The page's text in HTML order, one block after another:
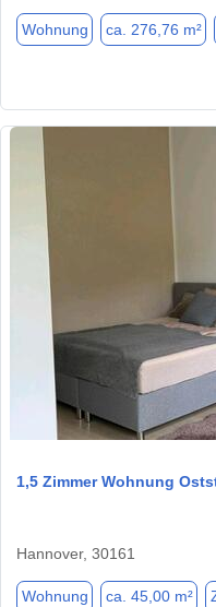
Wohnung ca. 276,76 m²
1,5 Zimmer Wohnung
Hannover, 30161
Wohnung ca. 45,00 m²